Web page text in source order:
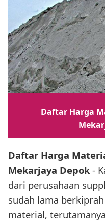
Daftar Harga
Daftar Harga
Mekarjaya Depok -
dari perusahaan
sudah lama
material,